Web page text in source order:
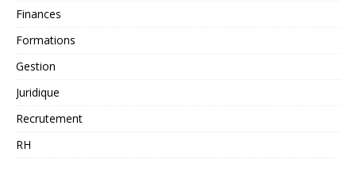
Finances
Formations
Gestion
Juridique
Recrutement
RH